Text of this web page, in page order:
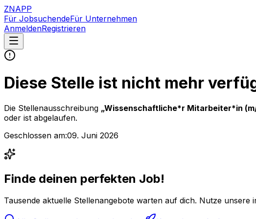
ZNAPP
Für JobsuchendeFür Unternehmen
AnmeldenRegistrieren
Diese Stelle ist nicht mehr
Die Stellenausschreibung „Wissenschaftliche*r Mitarbeiter*in
oder ist abgelaufen.
Geschlossen am:09. Juni 2026
Finde deinen perfekten Job!
Tausende aktuelle Stellenangebote warten auf dich. Nutze